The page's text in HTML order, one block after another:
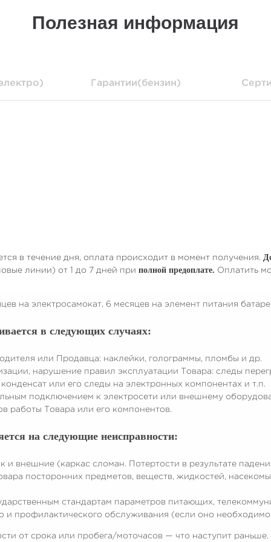
Полезная информация
Гарантии(бензин)
в течение дня, оплата происходит в момент получения.
линии) от 1 до 7 дней при полной предоплате. Оплатить
на электросамокат, 6 месяцев на элемент питания
в следующих случаях:
или Продавца: наклейки, голограммы, пломбы и др.
нарушение правил эксплуатации Товара: следы
или его следы на электронных компонентах и т.п.
подключением к электросети или внешнему
работы Товара или его компонентов.
на следующие неисправности:
и внешние (каркас сломан. Потертости в результате
посторонних предметов, веществ, жидкостей,
стандартам параметров питающих,
и профилактического обслуживания (если оно
от срока или пробега/моточасов — что наступит раньше.